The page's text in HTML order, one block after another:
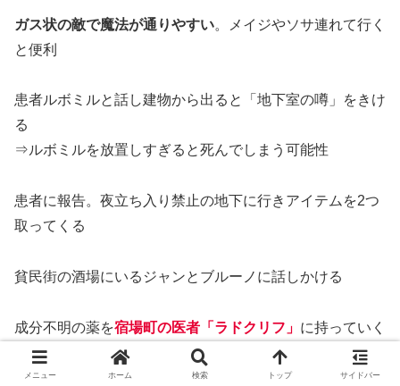
ガス状の敵で魔法が通りやすい。メイジやソサ連れて行く
と便利
患者ルボミルと話し建物から出ると「地下室の噂」をきけ
る
⇒ルボミルを放置しすぎると死んでしまう可能性
患者に報告。夜立ち入り禁止の地下に行きアイテムを2つ
取ってくる
貧民街の酒場にいるジャンとブルーノに話しかける
成分不明の薬を宿場町の医者「ラドクリフ」 に持っていく
⇒西停留所にある牛車から宿場町へ
メニュー ホーム 検索 トップ サイドバー